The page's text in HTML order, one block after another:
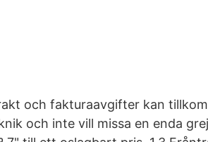
och fakturaavgifter kan
och inte vill missa en enda